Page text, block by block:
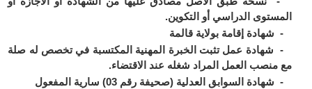
الدراسي أو التكوين.
إقامة بولاية قالمة
عمل تثبت الخبرة المهنية المكتسبة في تخصص له صلة
العمل المراد شغله عند الاقتضاء.
السوابق العدلية (صحيفة رقم 03) سارية المفعول